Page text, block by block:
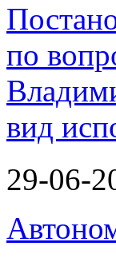
по
вид
29-06-